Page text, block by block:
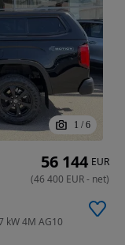
1 / 6
kW 4M AG10
56 144 EUR
(46 400 EUR- net)